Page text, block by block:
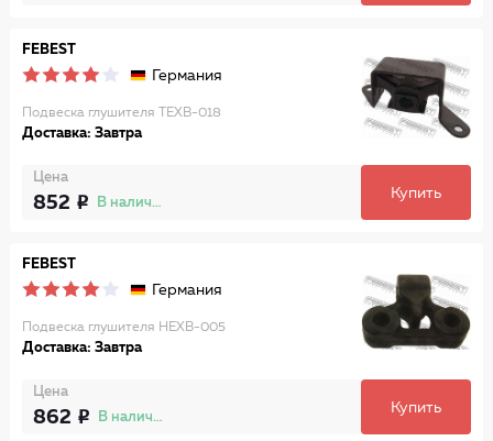
FEBEST
Германия
Подвеска глушителя TEXB-018
Доставка: Завтра
Цена
852 В наличии
Купить
FEBEST
Германия
Подвеска глушителя HEXB-005
Доставка: Завтра
Цена
862 В наличии
Купить